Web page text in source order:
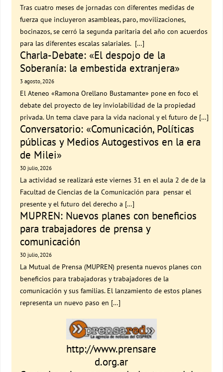
Tras cuatro meses de jornadas con diferentes medidas de
fuerza que incluyeron asambleas, paro, movilizaciones,
bocinazos, se cerró la segunda paritaria del año con acuerdos
para las diferentes escalas salariales. […]
Charla-Debate: «El despojo de la
Soberanía: la embestida extranjera»
3 agosto, 2026
El Ateneo «Ramona Orellano Bustamante» pone en foco el
debate del proyecto de ley inviolabilidad de la propiedad
privada. Un tema clave para la vida nacional y el futuro de […]
Conversatorio: «Comunicación, Políticas
públicas y Medios Autogestivos en la era
de Milei»
30 julio, 2026
La actividad se realizará este viernes 31 en el aula 2 de de la
Facultad de Ciencias de la Comunicación para pensar el
presente y el futuro del derecho a […]
MUPREN: Nuevos planes con beneficios
para trabajadores de prensa y
comunicación
30 julio, 2026
La Mutual de Prensa (MUPREN) presenta nuevos planes con
beneficios para trabajadoras y trabajadores de la
comunicación y sus familias. El lanzamiento de estos planes
representa un nuevo paso en […]
http://www.prensare
d.org.ar